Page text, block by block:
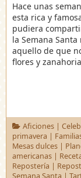
Hace unas
esta rica y
pudiera
la Semana
aquello de que
flores y
Aficiones|
primavera |
Mesas dulces |
americanas |
Repostería |
Semana Santa |